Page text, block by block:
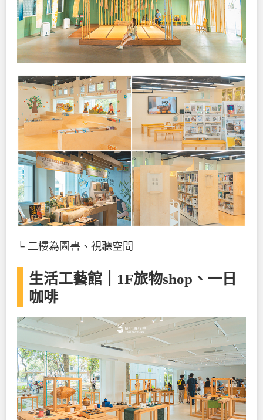
└ 二樓為圖書、視聽空間
生活工藝館｜1F旅物shop、一日
咖啡